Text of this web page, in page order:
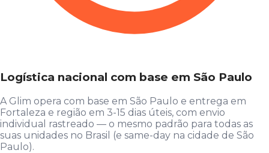
Logística nacional com base em São Paulo
A Glim opera com base em São Paulo e entrega em
Fortaleza e região em 3-15 dias úteis, com envio
individual rastreado — o mesmo padrão para todas as
suas unidades no Brasil (e same-day na cidade de São
Paulo).